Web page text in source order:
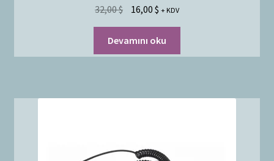
32,00$ 16,00 $ + KDV
Devamını oku